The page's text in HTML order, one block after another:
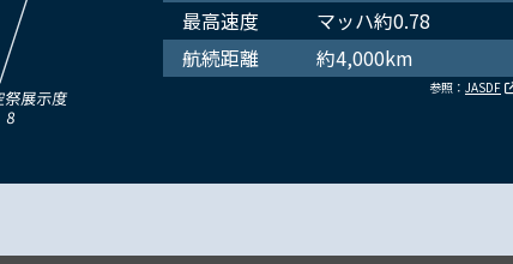
祭展示度
8
最高速度
マッハ約0.78
航続距離
約4,000km
参照： JASDF